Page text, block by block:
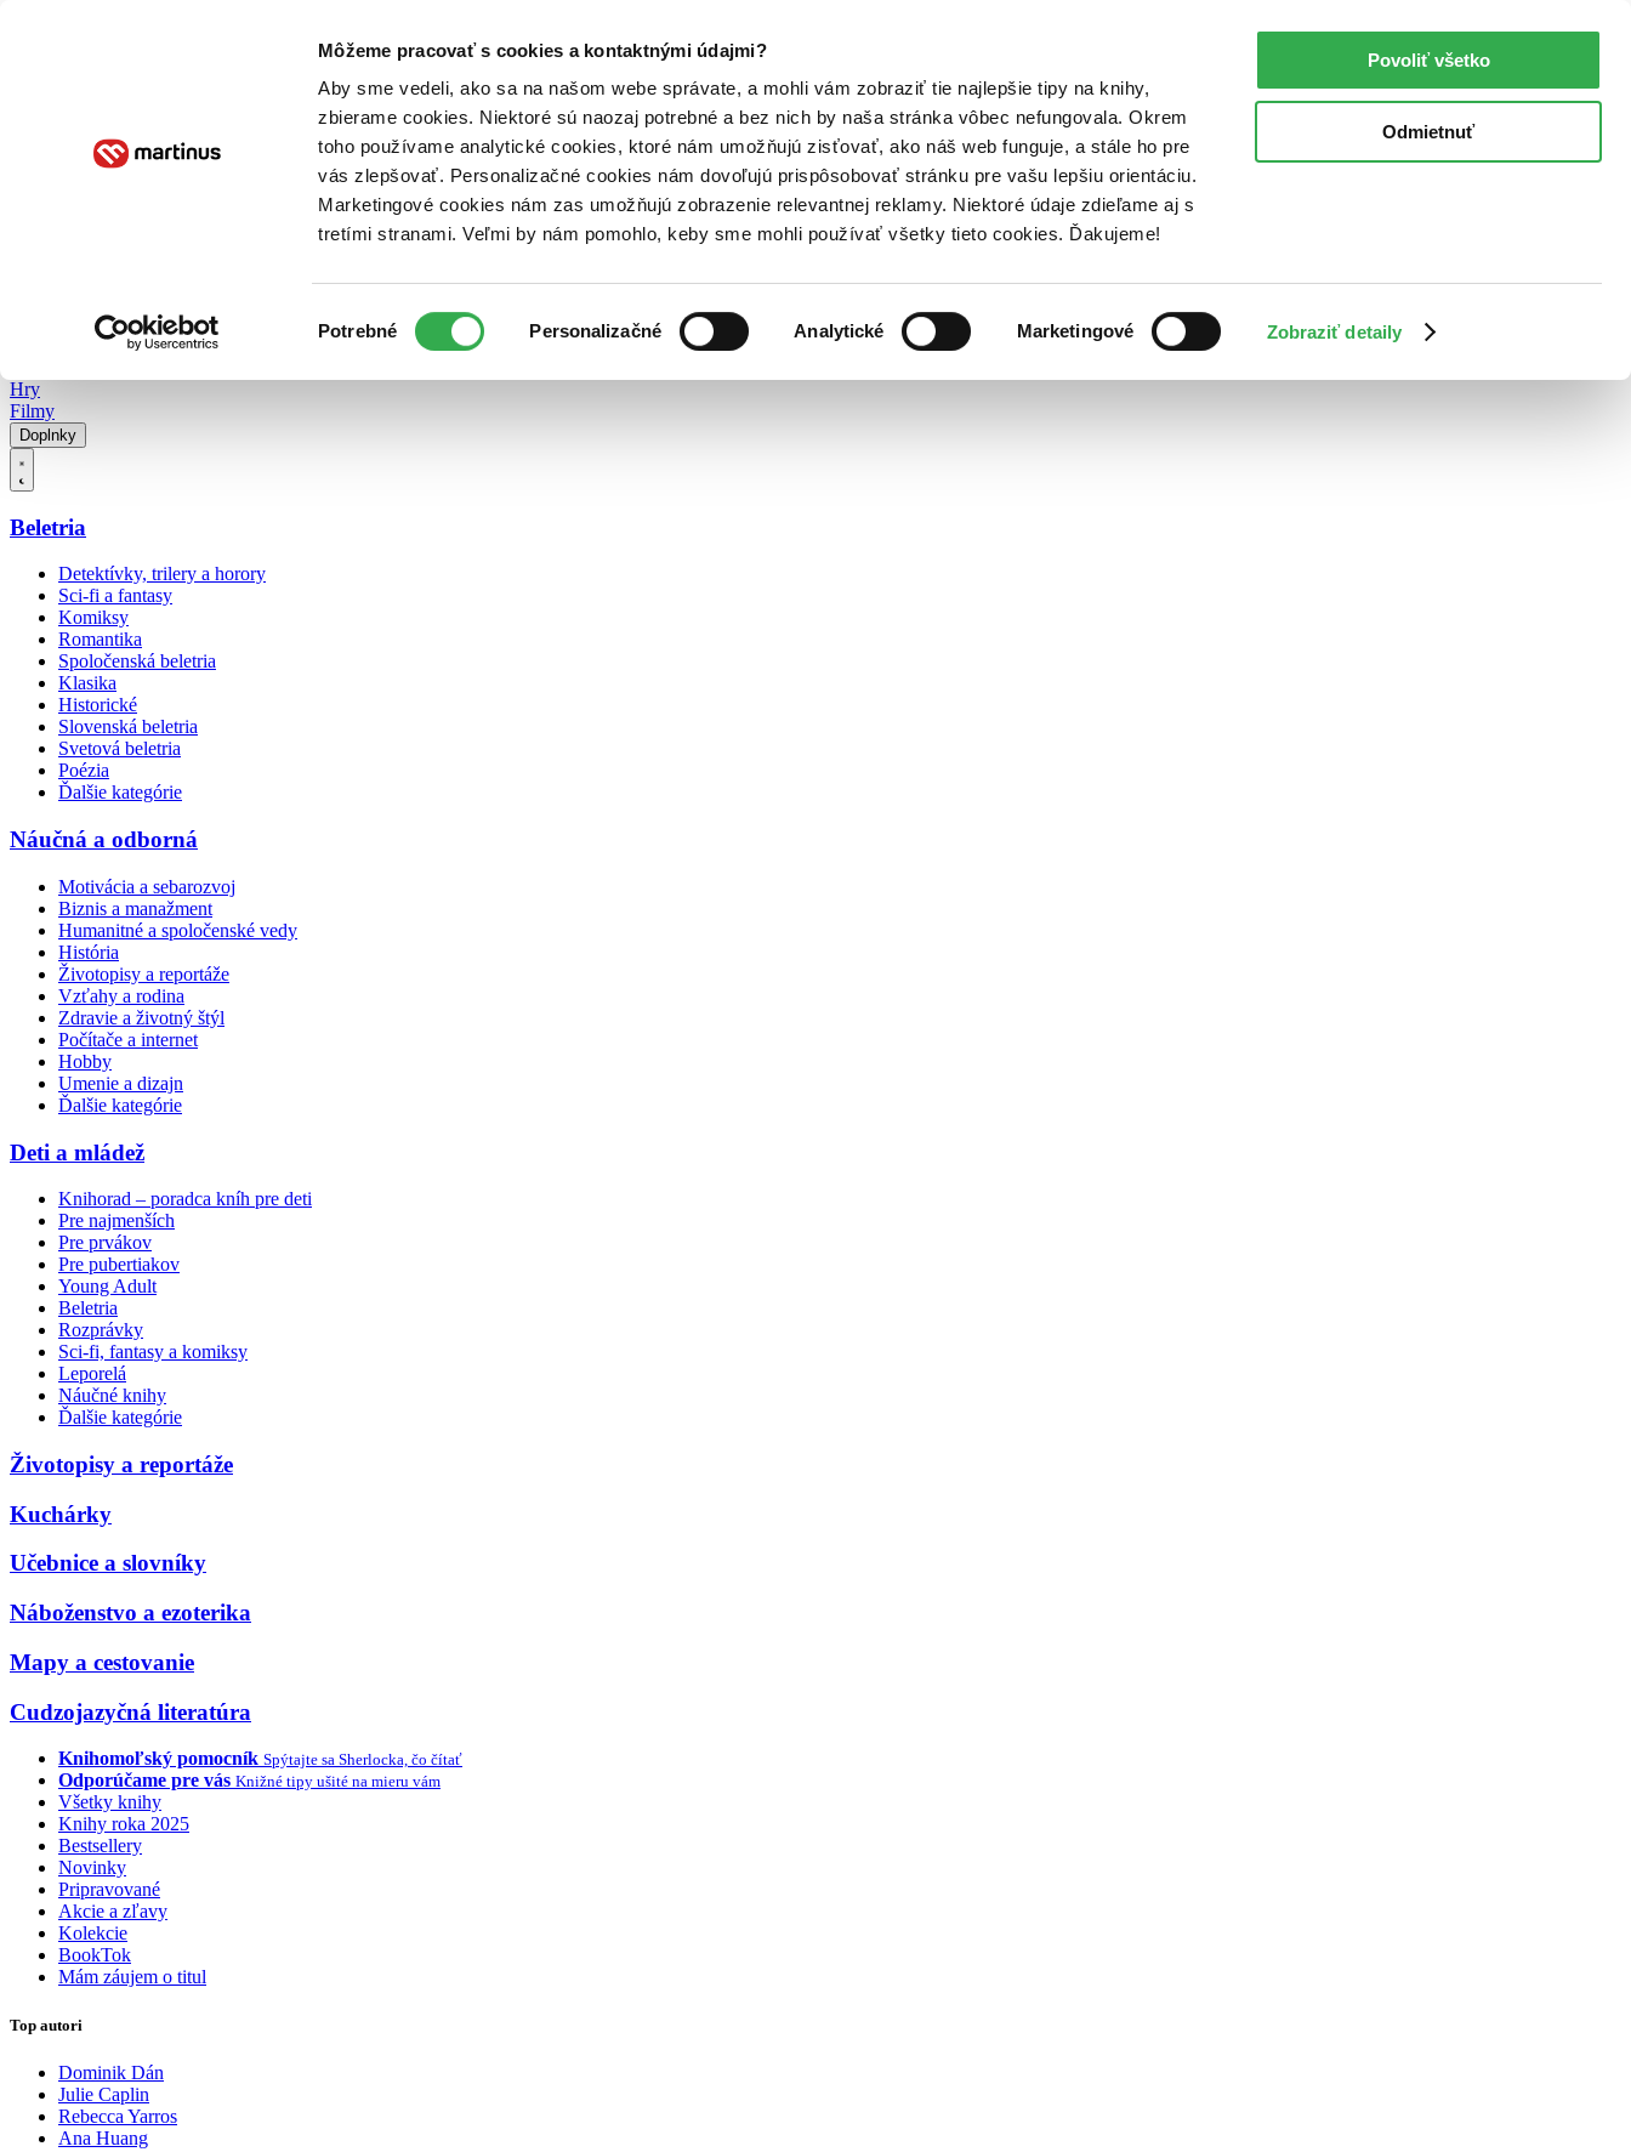
Môžeme pracovať s cookies a kontaktnými údajmi?
Aby sme vedeli, ako sa na našom webe správate, a mohli vám zobraziť tie najlepšie tipy na knihy,
zbierame cookies. Niektoré sú naozaj potrebné a bez nich by naša stránka vôbec nefungovala. Okrem
toho používame analytické cookies, ktoré nám umožňujú zisťovať, ako náš web funguje, a stále ho pre
vás zlepšovať. Personalizačné cookies nám dovoľujú prispôsobovať stránku pre vašu lepšiu orientáciu.
Marketingové cookies nám zas umožňujú zobrazenie relevantnej reklamy. Niektoré údaje zdieľame aj s
tretími stranami. Veľmi by nám pomohlo, keby sme mohli používať všetky tieto cookies. Ďakujeme!
súhlasu
Potrebné Personalizačné Analytické Marketingové Zobraziť detaily
Povoliť všetko
Odmietnuť
Poukážky Kontakt
Hry
Filmy
Doplnky
Beletria
Detektívky, trilery a horory
Sci-fi a fantasy
Komiksy
Romantika
Spoločenská beletria
Klasika
Historické
Slovenská beletria
Svetová beletria
Poézia
Ďalšie kategórie
Náučná a odborná
Motivácia a sebarozvoj
Biznis a manažment
Humanitné a spoločenské vedy
História
Životopisy a reportáže
Vzťahy a rodina
Zdravie a životný štýl
Počítače a internet
Hobby
Umenie a dizajn
Ďalšie kategórie
Deti a mládež
Knihorad – poradca kníh pre deti
Pre najmenších
Pre prvákov
Pre pubertiakov
Young Adult
Beletria
Rozprávky
Sci-fi, fantasy a komiksy
Leporelá
Náučné knihy
Ďalšie kategórie
Životopisy a reportáže
Kuchárky
Učebnice a slovníky
Náboženstvo a ezoterika
Mapy a cestovanie
Cudzojazyčná literatúra
Knihomoľský pomocník Spýtajte sa Sherlocka, čo čítať
Odporúčame pre vás Knižné tipy ušité na mieru vám
Všetky knihy
Knihy roka 2025
Bestsellery
Novinky
Pripravované
Akcie a zľavy
Kolekcie
BookTok
Mám záujem o titul
Top autori
Dominik Dán
Julie Caplin
Rebecca Yarros
Ana Huang